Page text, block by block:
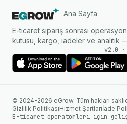
Ana Sayfa
E-ticaret sipariş sonrası
kutusu, kargo, iadeler ve analitik
v2.0 ·
© 2024-2026 eGrow. Tüm hakları
Gizlilik PolitikasıHizmet Şartlarıİade
E-ticaret operatörleri için